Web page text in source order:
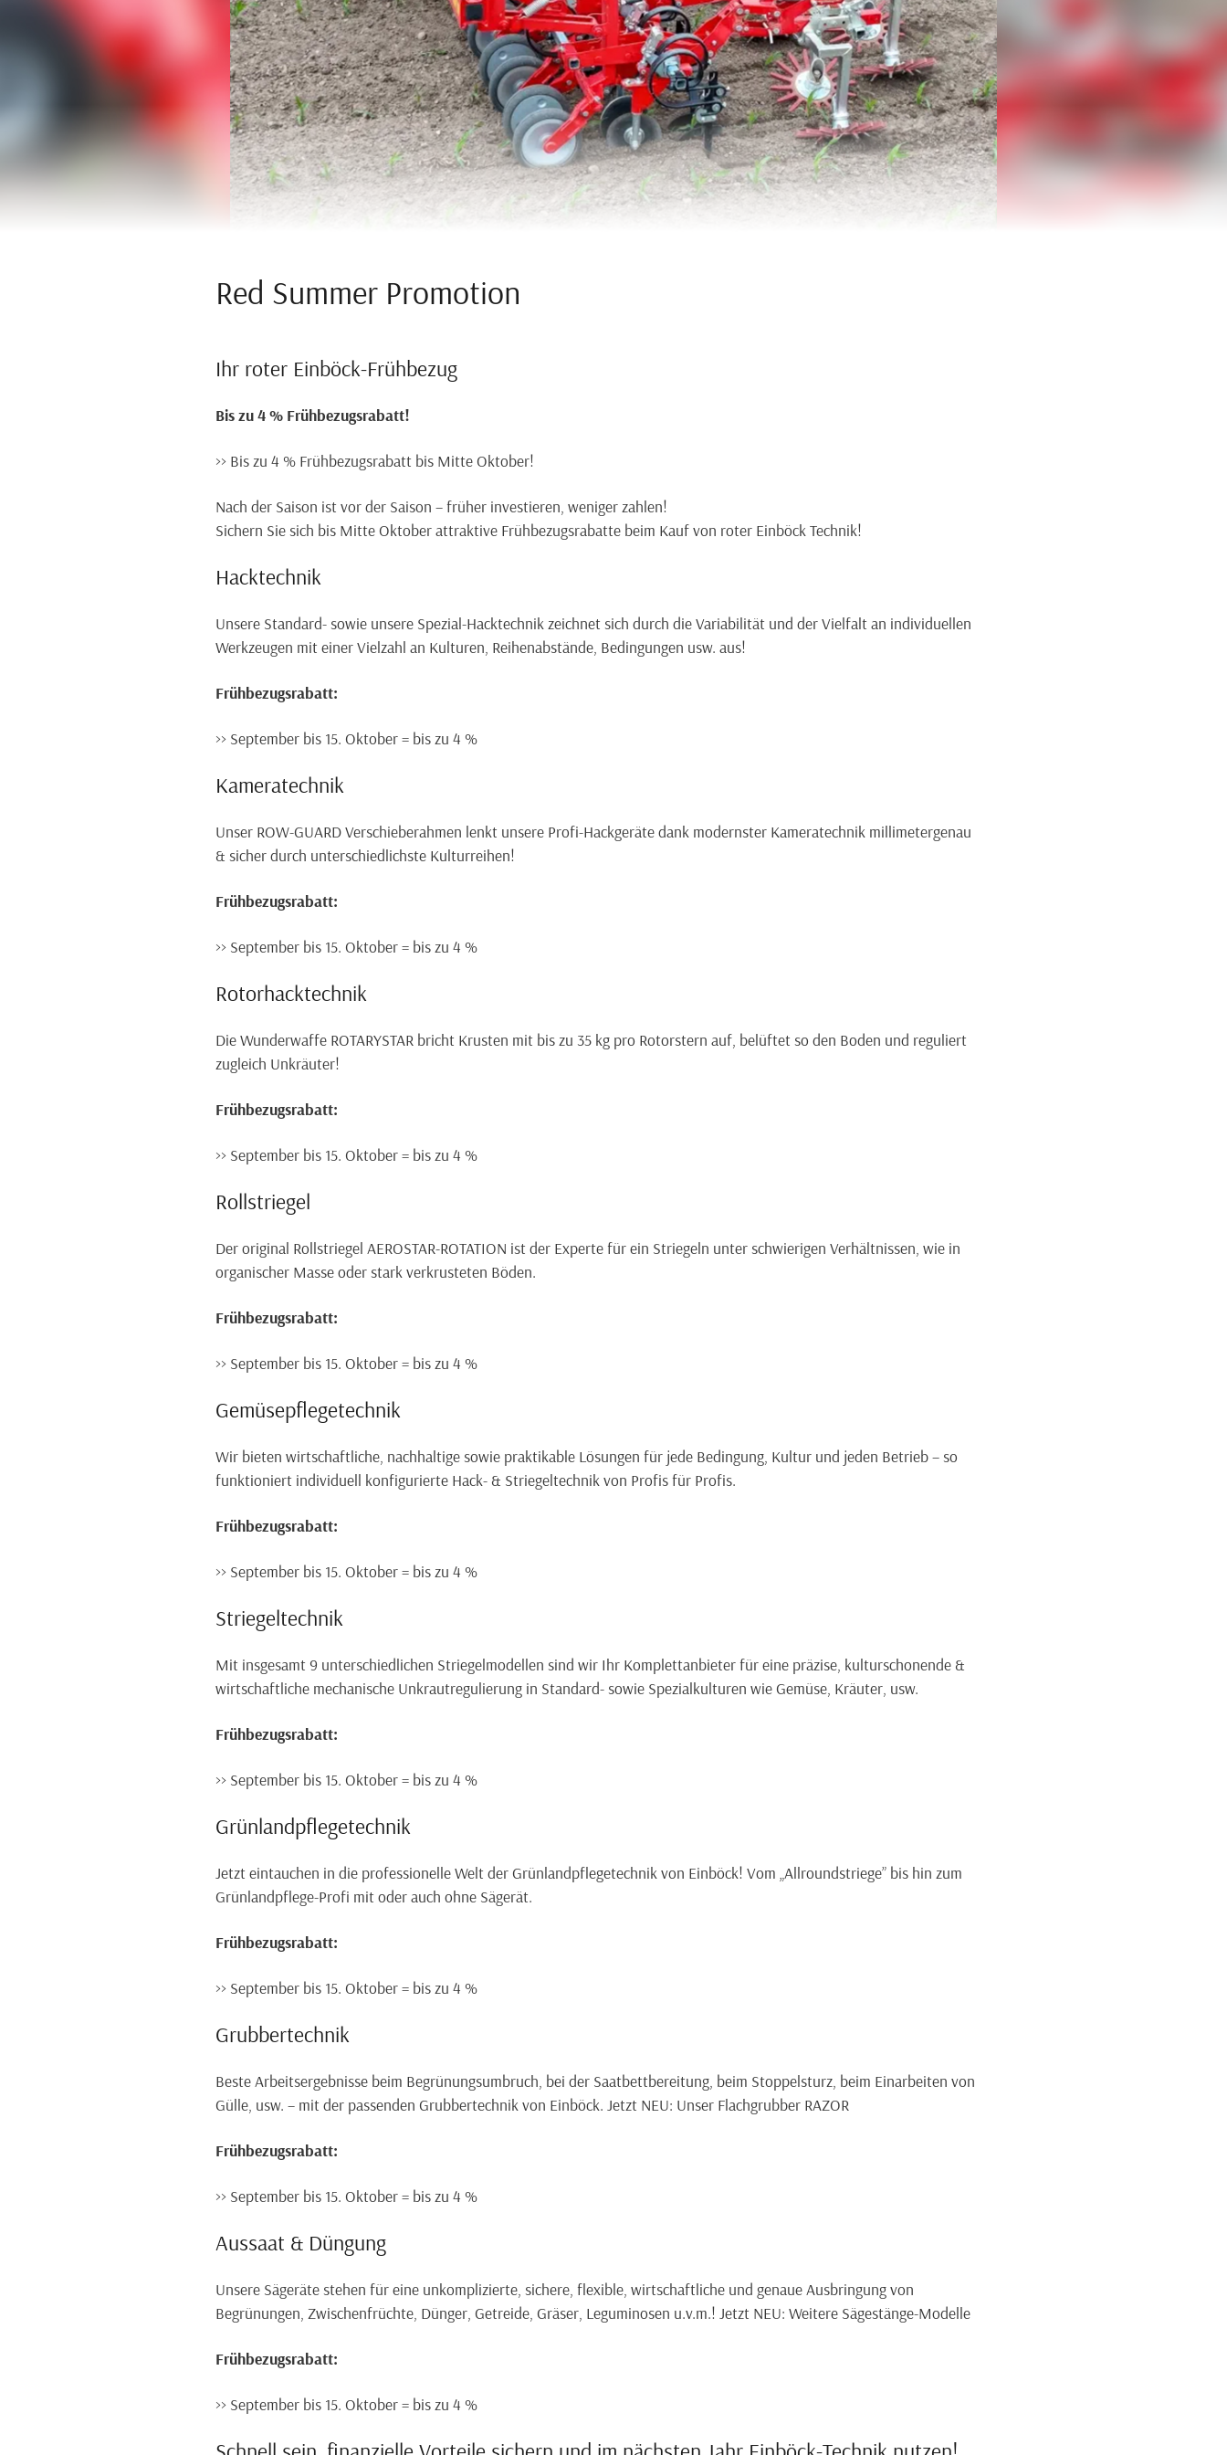
Red Summer Promotion
Ihr roter Einböck-Frühbezug
Bis zu 4 % Frühbezugsrabatt!
>> Bis zu 4 % Frühbezugsrabatt bis Mitte Oktober!
Nach der Saison ist vor der Saison – früher investieren, weniger zahlen!
Sichern Sie sich bis Mitte Oktober attraktive Frühbezugsrabatte beim Kauf von roter Einböck Technik!
Hacktechnik
Unsere Standard- sowie unsere Spezial-Hacktechnik zeichnet sich durch die Variabilität und der Vielfalt an individuellen
Werkzeugen mit einer Vielzahl an Kulturen, Reihenabstände, Bedingungen usw. aus!
Frühbezugsrabatt:
>> September bis 15. Oktober = bis zu 4 %
Kameratechnik
Unser ROW-GUARD Verschieberahmen lenkt unsere Profi-Hackgeräte dank modernster Kameratechnik millimetergenau
& sicher durch unterschiedlichste Kulturreihen!
Frühbezugsrabatt:
>> September bis 15. Oktober = bis zu 4 %
Rotorhacktechnik
Die Wunderwaffe ROTARYSTAR bricht Krusten mit bis zu 35 kg pro Rotorstern auf, belüftet so den Boden und reguliert
zugleich Unkräuter!
Frühbezugsrabatt:
>> September bis 15. Oktober = bis zu 4 %
Rollstriegel
Der original Rollstriegel AEROSTAR-ROTATION ist der Experte für ein Striegeln unter schwierigen Verhältnissen, wie in
organischer Masse oder stark verkrusteten Böden.
Frühbezugsrabatt:
>> September bis 15. Oktober = bis zu 4 %
Gemüsepflegetechnik
Wir bieten wirtschaftliche, nachhaltige sowie praktikable Lösungen für jede Bedingung, Kultur und jeden Betrieb – so
funktioniert individuell konfigurierte Hack- & Striegeltechnik von Profis für Profis.
Frühbezugsrabatt:
>> September bis 15. Oktober = bis zu 4 %
Striegeltechnik
Mit insgesamt 9 unterschiedlichen Striegelmodellen sind wir Ihr Komplettanbieter für eine präzise, kulturschonende &
wirtschaftliche mechanische Unkrautregulierung in Standard- sowie Spezialkulturen wie Gemüse, Kräuter, usw.
Frühbezugsrabatt:
>> September bis 15. Oktober = bis zu 4 %
Grünlandpflegetechnik
Jetzt eintauchen in die professionelle Welt der Grünlandpflegetechnik von Einböck! Vom „Allroundstriege” bis hin zum
Grünlandpflege-Profi mit oder auch ohne Sägerät.
Frühbezugsrabatt:
>> September bis 15. Oktober = bis zu 4 %
Grubbertechnik
Beste Arbeitsergebnisse beim Begrünungsumbruch, bei der Saatbettbereitung, beim Stoppelsturz, beim Einarbeiten von
Gülle, usw. – mit der passenden Grubbertechnik von Einböck. Jetzt NEU: Unser Flachgrubber RAZOR
Frühbezugsrabatt:
>> September bis 15. Oktober = bis zu 4 %
Aussaat & Düngung
Unsere Sägeräte stehen für eine unkomplizierte, sichere, flexible, wirtschaftliche und genaue Ausbringung von
Begrünungen, Zwischenfrüchte, Dünger, Getreide, Gräser, Leguminosen u.v.m.! Jetzt NEU: Weitere Sägestänge-Modelle
Frühbezugsrabatt:
>> September bis 15. Oktober = bis zu 4 %